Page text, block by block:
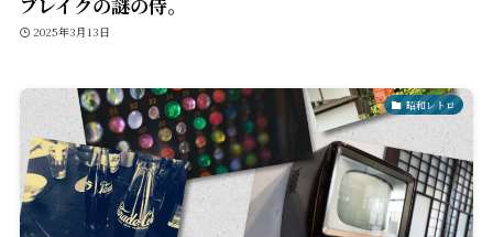
2025年3月13日
昭和レトロ